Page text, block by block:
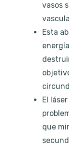
vasos
Esta
El
que